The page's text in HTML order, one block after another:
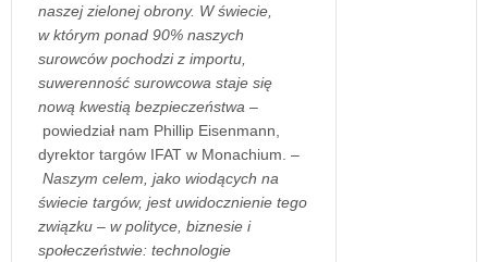
naszej zielonej obrony. W świecie,
w którym ponad 90% naszych
surowców pochodzi z importu,
suwerenność surowcowa staje się
nową kwestią bezpieczeństwa –
powiedział nam Phillip Eisenmann,
dyrektor targów IFAT w Monachium. –
Naszym celem, jako wiodących na
świecie targów, jest uwidocznienie tego
związku – w polityce, biznesie i
społeczeństwie: technologie